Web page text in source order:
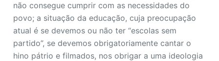
não consegue cumprir com as necessidades do
povo; a situação da educação, cuja preocupação
atual é se devemos ou não ter “escolas sem
partido”, se devemos obrigatoriamente cantar o
hino pátrio e filmados, nos obrigar a uma ideologia